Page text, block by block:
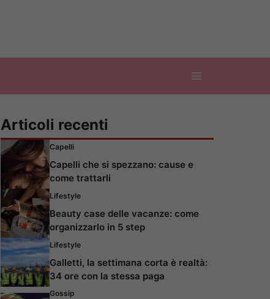
Articoli recenti
Capelli
Capelli che si spezzano: cause e
come trattarli
Lifestyle
Beauty case delle vacanze: come
organizzarlo in 5 step
Lifestyle
Galletti, la settimana corta è realtà:
34 ore con la stessa paga
Gossip